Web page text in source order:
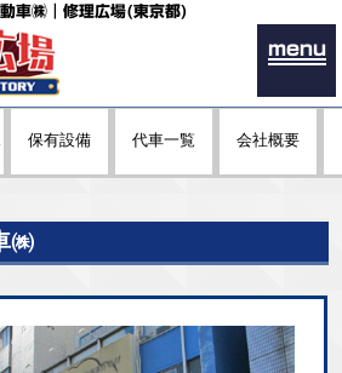
車㈱｜修理広場(東京都)
menu
保有設備 代車一覧 会社概要
㈱